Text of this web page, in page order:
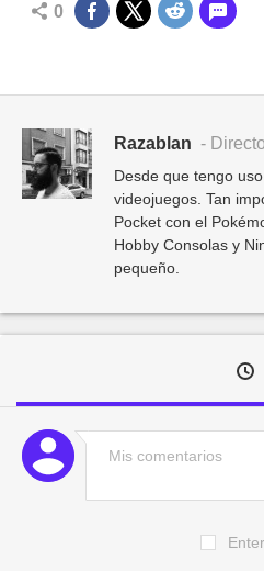
0
Razablan -
Desde que tengo
videojuegos. Tan
Pocket con el
Hobby Consolas y
pequeño.